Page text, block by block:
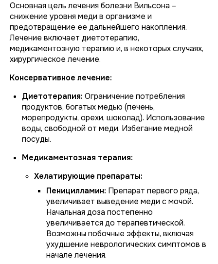
Основная цель лечения болезни Вильсона –
снижение уровня меди в организме и
предотвращение ее дальнейшего накопления.
Лечение включает диетотерапию,
медикаментозную терапию и, в некоторых случаях,
хирургическое лечение.
Консервативное лечение:
Диетотерапия: Ограничение потребления
продуктов, богатых медью (печень,
морепродукты, орехи, шоколад). Использование
воды, свободной от меди. Избегание медной
посуды.
Медикаментозная терапия:
Хелатирующие препараты:
Пеницилламин: Препарат первого ряда,
увеличивает выведение меди с мочой.
Начальная доза постепенно
увеличивается до терапевтической.
Возможны побочные эффекты, включая
ухудшение неврологических симптомов в
начале лечения.